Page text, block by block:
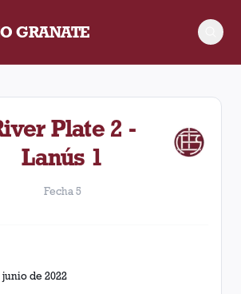
GRANATE
Lanús y River Plate disputado el
Plate 2 -
Lanús 1
Fecha 5
junio de 2022